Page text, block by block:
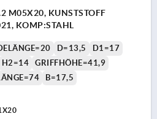
M05X20, KUNSTSTOFF
KOMP:STAHL
D=13,5
D1=17
H2=14
GRIFFHÖHE=41,9
B=17,5